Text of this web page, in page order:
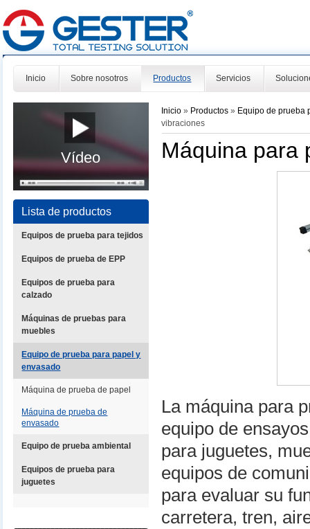
Inicio Sobre nosotros Productos Servicios
Vídeo
Lista de productos
Equipos de prueba para tejidos
Equipos de prueba de EPP
Equipos de prueba para
calzado
Máquinas de pruebas para
muebles
Equipo de prueba para papel y
envasado
Máquina de prueba de papel
Máquina de prueba de
envasado
Equipo de prueba ambiental
Equipos de prueba para
juguetes
Inicio » Productos» Equipo de prueba
vibraciones
Máquina para
La máquina para
equipo de
para juguetes,
equipos de
para evaluar su
carretera, tren,